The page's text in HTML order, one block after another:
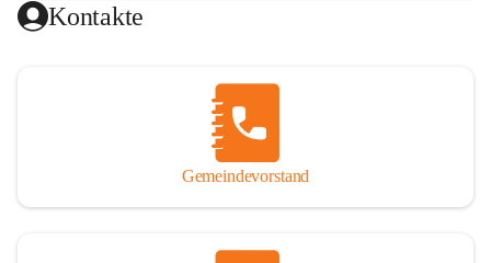
Kontakte
Gemeindevorstand